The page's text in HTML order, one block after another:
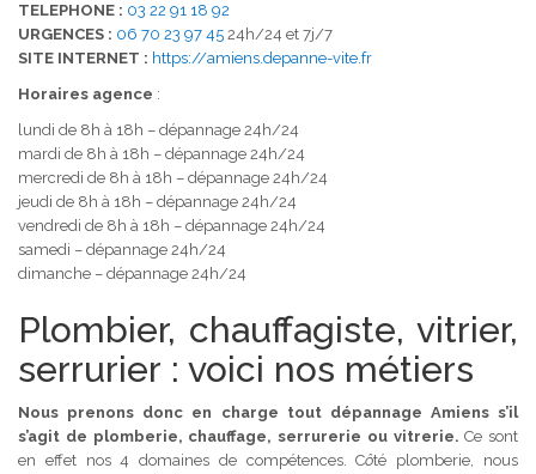
TELEPHONE : 03 22 91 18 92
URGENCES : 06 70 23 97 45 24h/24 et 7j/7
SITE INTERNET : https://amiens.depanne-vite.fr
Horaires agence :
lundi de 8h à 18h – dépannage 24h/24
mardi de 8h à 18h – dépannage 24h/24
mercredi de 8h à 18h – dépannage 24h/24
jeudi de 8h à 18h – dépannage 24h/24
vendredi de 8h à 18h – dépannage 24h/24
samedi – dépannage 24h/24
dimanche – dépannage 24h/24
Plombier, chauffagiste, vitrier,
serrurier : voici nos métiers
Nous prenons donc en charge tout dépannage Amiens s’il
s’agit de plomberie, chauffage, serrurerie ou vitrerie. Ce sont
en effet nos 4 domaines de compétences. Côté plomberie, nous